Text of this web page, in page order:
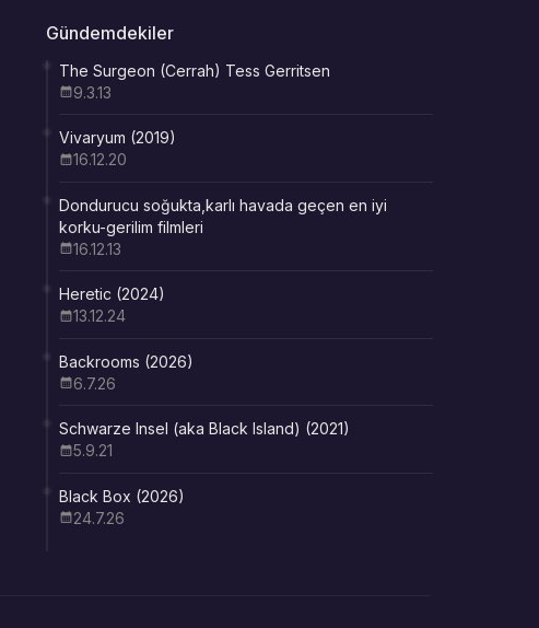
Gündemdekiler
The Surgeon (Cerrah) Tess Gerritsen
9.3.13
Vivaryum (2019)
16.12.20
Dondurucu soğukta,karlı havada geçen en iyi
korku-gerilim filmleri
16.12.13
Heretic (2024)
13.12.24
Backrooms (2026)
6.7.26
Schwarze Insel (aka Black Island) (2021)
5.9.21
Black Box (2026)
24.7.26